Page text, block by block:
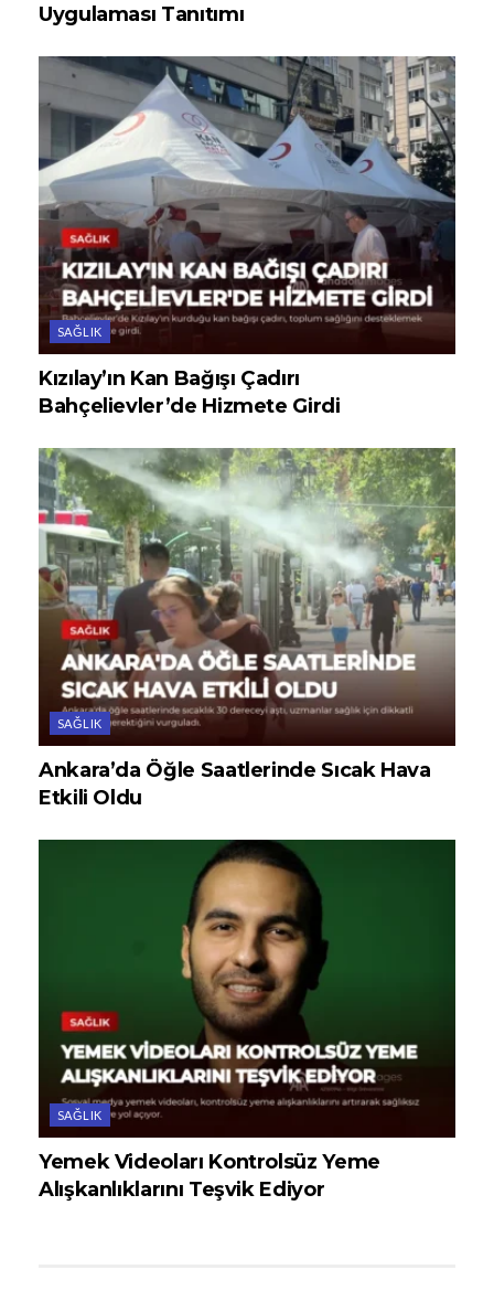
Uygulaması Tanıtımı
SAĞLIK
Kızılay’ın Kan Bağışı Çadırı
Bahçelievler’de Hizmete Girdi
SAĞLIK
Ankara’da Öğle Saatlerinde Sıcak Hava
Etkili Oldu
SAĞLIK
Yemek Videoları Kontrolsüz Yeme
Alışkanlıklarını Teşvik Ediyor